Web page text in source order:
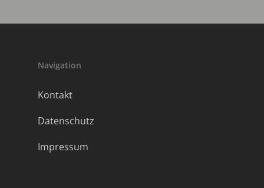
Navigation
Kontakt
Datenschutz
Impressum